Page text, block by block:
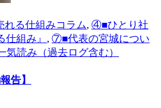
れる仕組みコラム, ④■ひとり社
組み』 , ⑦■代表の宮城につい
読み（過去ログ含む）
告】